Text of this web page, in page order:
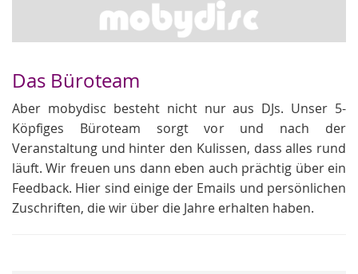
Das Büroteam
Aber mobydisc besteht nicht nur aus DJs. Unser 5-
Köpfiges Büroteam sorgt vor und nach der
Veranstaltung und hinter den Kulissen, dass alles rund
läuft. Wir freuen uns dann eben auch prächtig über ein
Feedback. Hier sind einige der Emails und persönlichen
Zuschriften, die wir über die Jahre erhalten haben.